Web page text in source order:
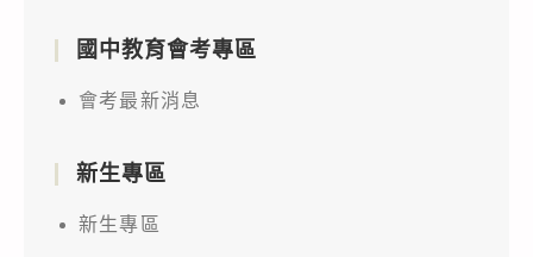
國中教育會考專區
會考最新消息
新生專區
新生專區